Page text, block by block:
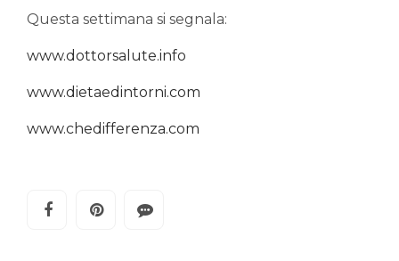
Questa settimana si segnala:
www.dottorsalute.info
www.dietaedintorni.com
www.chedifferenza.com